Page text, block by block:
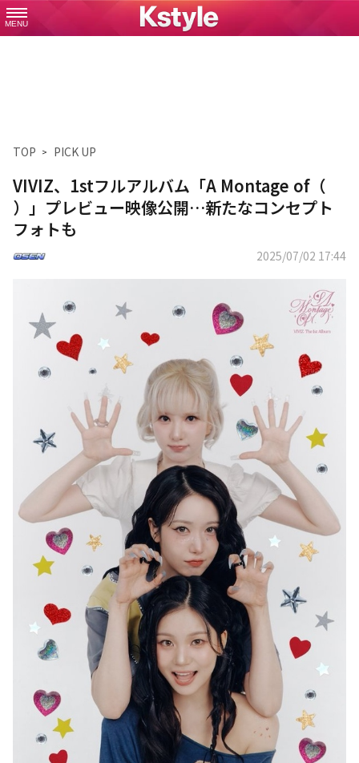
MENU
TOP PICK UP
VIVIZ、1stフルアルバム「A Montage of（
）」プレビュー映像公開…新たなコンセプト
フォトも
2025/07/02 17:44